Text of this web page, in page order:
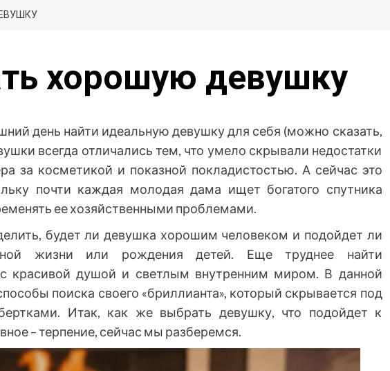
хорошую девушку
день найти идеальную девушку для себя (можно сказать,
всегда отличались тем, что умело скрывали недостатки
за косметикой и показной покладистостью. А сейчас это
почти каждая молодая дама ищет богатого спутника
ее хозяйственными проблемами.
будет ли девушка хорошим человеком и подойдет ли
жизни или рождения детей. Еще труднее найти
красивой душой и светлым внутренним миром. В данной
поиска своего «бриллианта», который скрывается под
Итак, как же выбрать девушку, что подойдет к
– терпение, сейчас мы разберемся.